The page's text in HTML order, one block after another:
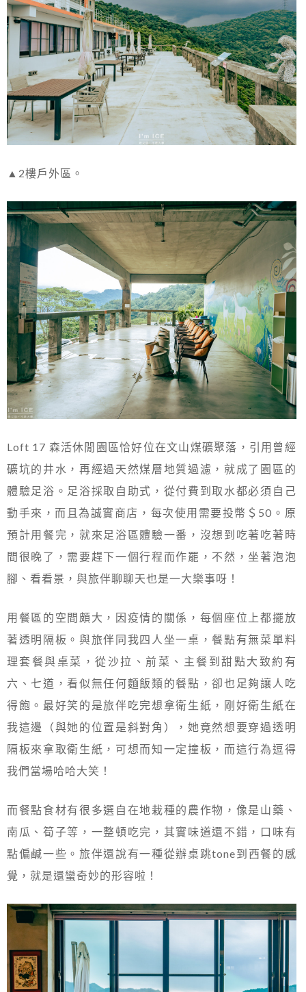
▲2樓戶外區。
Loft 17 森活休閒園區恰好位在文山煤礦聚落，引用曾經
礦坑的井水，再經過天然煤層地質過濾，就成了園區的
體驗足浴。足浴採取自助式，從付費到取水都必須自己
動手來，而且為誠實商店，每次使用需要投幣＄50。原
預計用餐完，就來足浴區體驗一番，沒想到吃著吃著時
間很晚了，需要趕下一個行程而作罷，不然，坐著泡泡
腳、看看景，與旅伴聊聊天也是一大樂事呀！
用餐區的空間頗大，因疫情的關係，每個座位上都擺放
著透明隔板。與旅伴同我四人坐一桌，餐點有無菜單料
理套餐與桌菜，從沙拉、前菜、主餐到甜點大致約有
六、七道，看似無任何麵飯類的餐點，卻也足夠讓人吃
得飽。最好笑的是旅伴吃完想拿衛生紙，剛好衛生紙在
我這邊（與她的位置是斜對角），她竟然想要穿過透明
隔板來拿取衛生紙，可想而知一定撞板，而這行為逗得
我們當場哈哈大笑！
而餐點食材有很多選自在地栽種的農作物，像是山藥、
南瓜、筍子等，一整頓吃完，其實味道還不錯，口味有
點偏鹹一些。旅伴還說有一種從辦桌跳tone到西餐的感
覺，就是還蠻奇妙的形容啦！